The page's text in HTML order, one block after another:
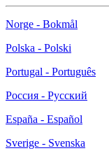
Norge - Bokmål
Polska - Polski
Portugal - Português
Россия - Русский
España - Español
Sverige - Svenska